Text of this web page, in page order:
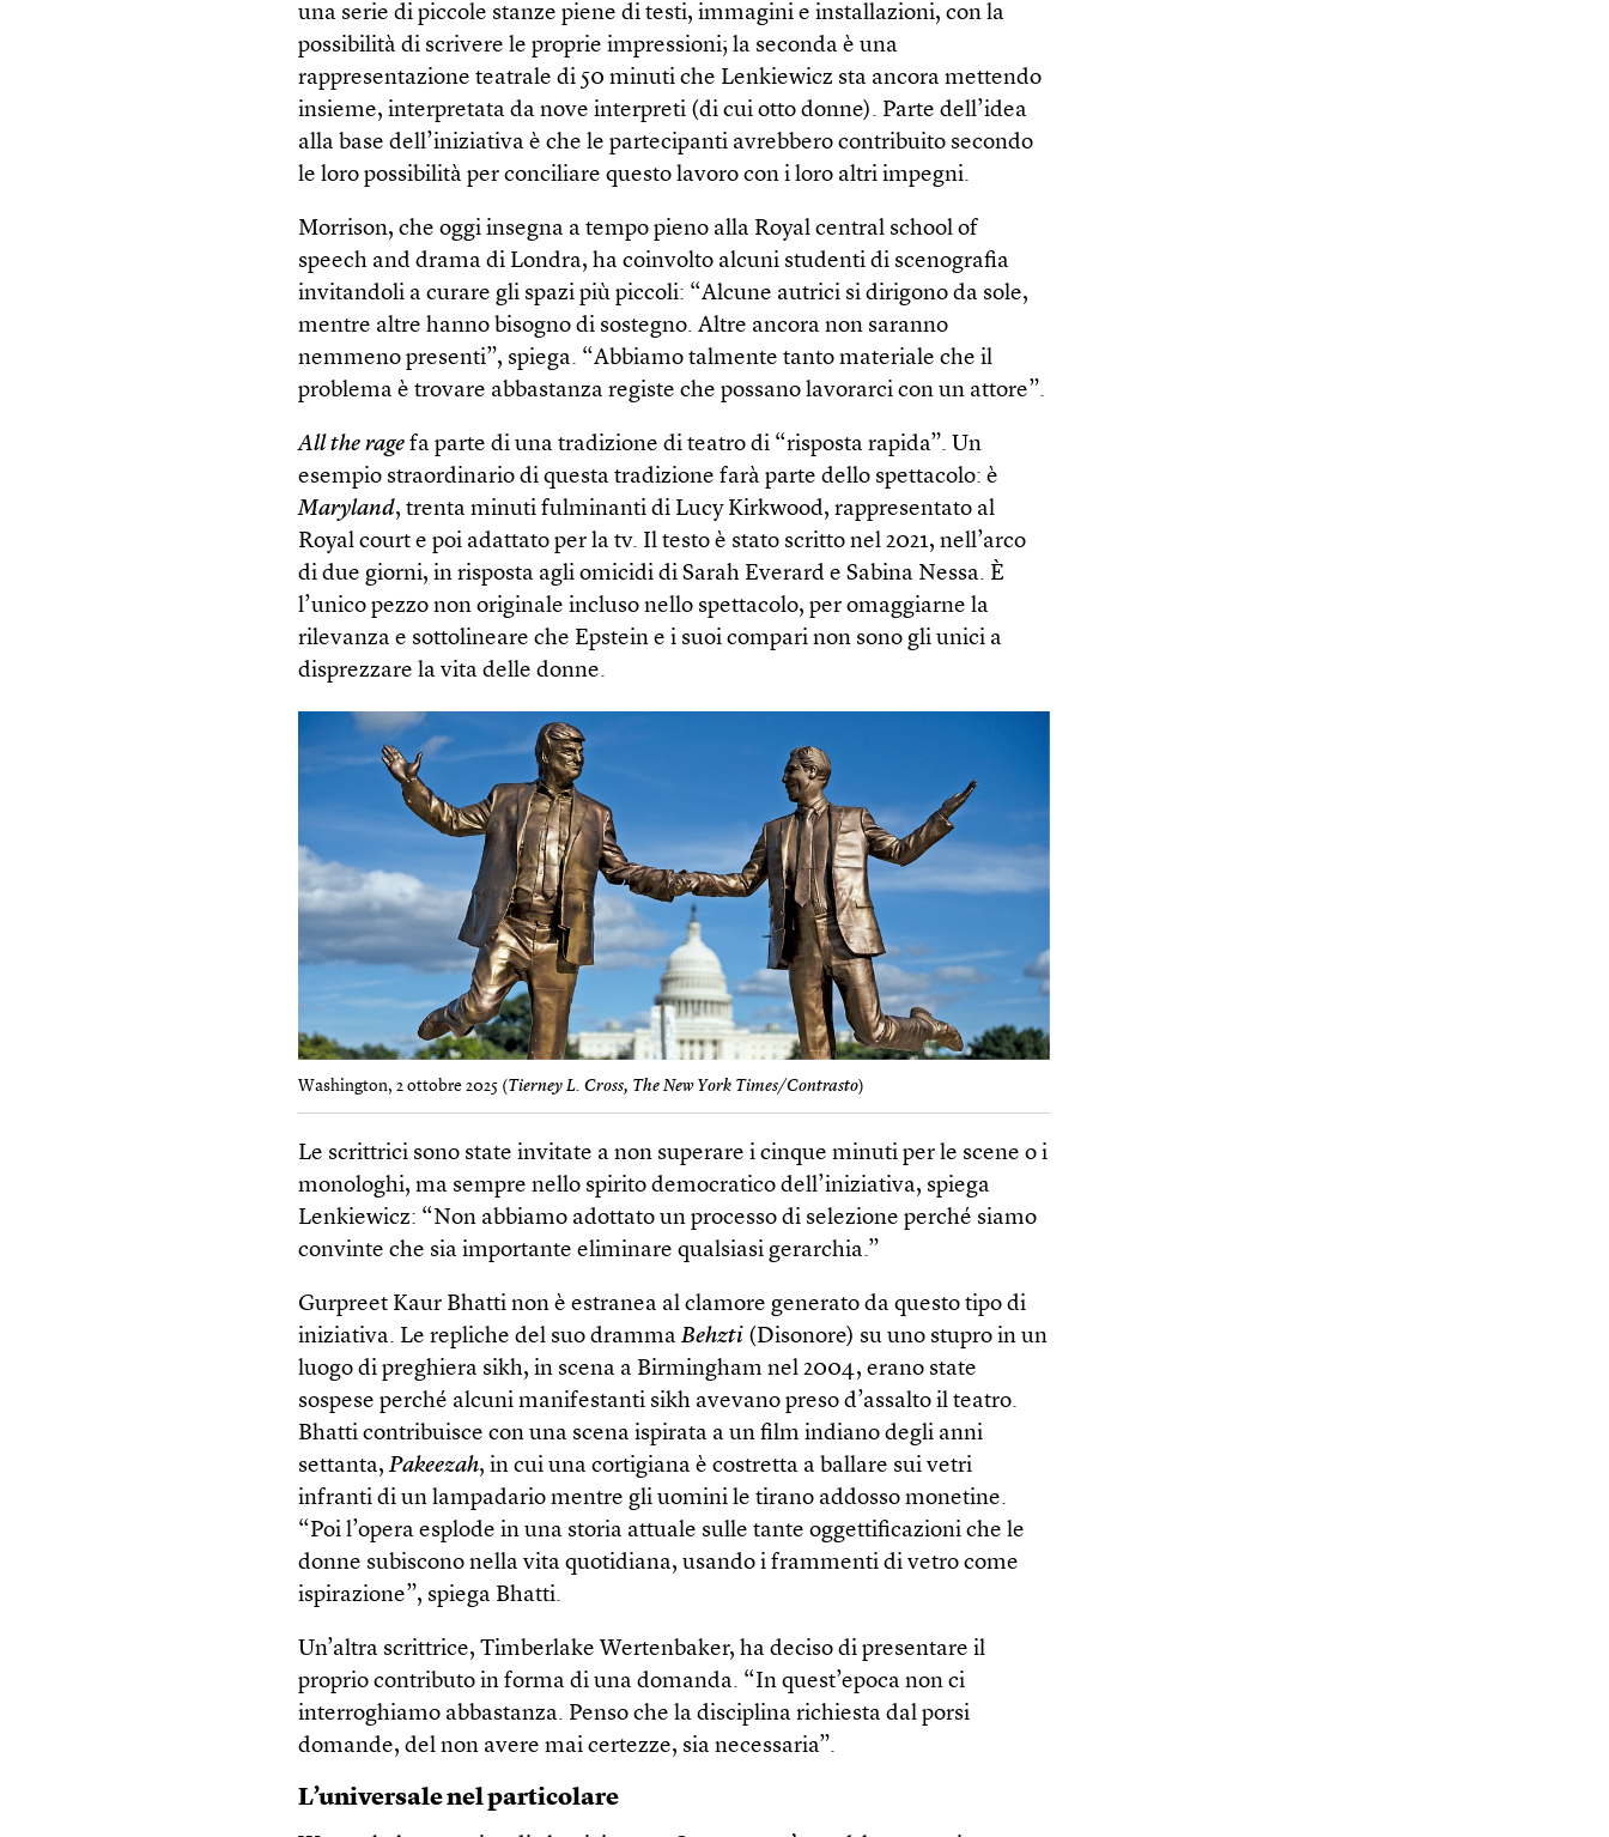
una serie di piccole stanze piene di testi, immagini e installazioni, con la
possibilità di scrivere le proprie impressioni; la seconda è una
rappresentazione teatrale di 50 minuti che Lenkiewicz sta ancora mettendo
insieme, interpretata da nove interpreti (di cui otto donne). Parte dell’idea
alla base dell’iniziativa è che le partecipanti avrebbero contribuito secondo
le loro possibilità per conciliare questo lavoro con i loro altri impegni.
Morrison, che oggi insegna a tempo pieno alla Royal central school of
speech and drama di Londra, ha coinvolto alcuni studenti di scenografia
invitandoli a curare gli spazi più piccoli: “Alcune autrici si dirigono da sole,
mentre altre hanno bisogno di sostegno. Altre ancora non saranno
nemmeno presenti”, spiega. “Abbiamo talmente tanto materiale che il
problema è trovare abbastanza registe che possano lavorarci con un attore”.
All the rage fa parte di una tradizione di teatro di “risposta rapida”. Un
esempio straordinario di questa tradizione farà parte dello spettacolo: è
Maryland, trenta minuti fulminanti di Lucy Kirkwood, rappresentato al
Royal court e poi adattato per la tv. Il testo è stato scritto nel 2021, nell’arco
di due giorni, in risposta agli omicidi di Sarah Everard e Sabina Nessa. È
l’unico pezzo non originale incluso nello spettacolo, per omaggiarne la
rilevanza e sottolineare che Epstein e i suoi compari non sono gli unici a
disprezzare la vita delle donne.
Washington, 2 ottobre 2025 (Tierney L. Cross, The New York Times/Contrasto)
Le scrittrici sono state invitate a non superare i cinque minuti per le scene o i
monologhi, ma sempre nello spirito democratico dell’iniziativa, spiega
Lenkiewicz: “Non abbiamo adottato un processo di selezione perché siamo
convinte che sia importante eliminare qualsiasi gerarchia.”
Gurpreet Kaur Bhatti non è estranea al clamore generato da questo tipo di
iniziativa. Le repliche del suo drammaBehzti (Disonore) su uno stupro in un
luogo di preghiera sikh, in scena a Birmingham nel 2004, erano state
sospese perché alcuni manifestanti sikh avevano preso d’assalto il teatro.
Bhatti contribuisce con una scena ispirata a un film indiano degli anni
settanta,Pakeezah, in cui una cortigiana è costretta a ballare sui vetri
infranti di un lampadario mentre gli uomini le tirano addosso monetine.
“Poi l’opera esplode in una storia attuale sulle tante oggettificazioni che le
donne subiscono nella vita quotidiana, usando i frammenti di vetro come
ispirazione”, spiega Bhatti.
Un’altra scrittrice, Timberlake Wertenbaker, ha deciso di presentare il
proprio contributo in forma di una domanda. “In quest’epoca non ci
interroghiamo abbastanza. Penso che la disciplina richiesta dal porsi
domande, del non avere mai certezze, sia necessaria”.
L’universale nel particolare